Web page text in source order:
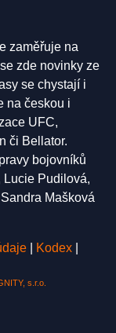
zaměřuje na
zde novinky ze
se chystají i
na českou i
UFC,
či Bellator.
bojovníků
Lucie Pudilová,
Mašková
Kodex
s.r.o.